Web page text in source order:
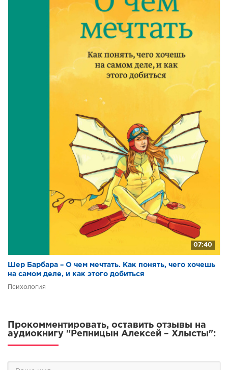
07:40
Шер Барбара – О чем мечтать. Как понять, чего хочешь
на самом деле, и как этого добиться
Психология
Прокомментировать, оставить отзывы на
аудиокнигу "Репницын Алексей – Хлысты":